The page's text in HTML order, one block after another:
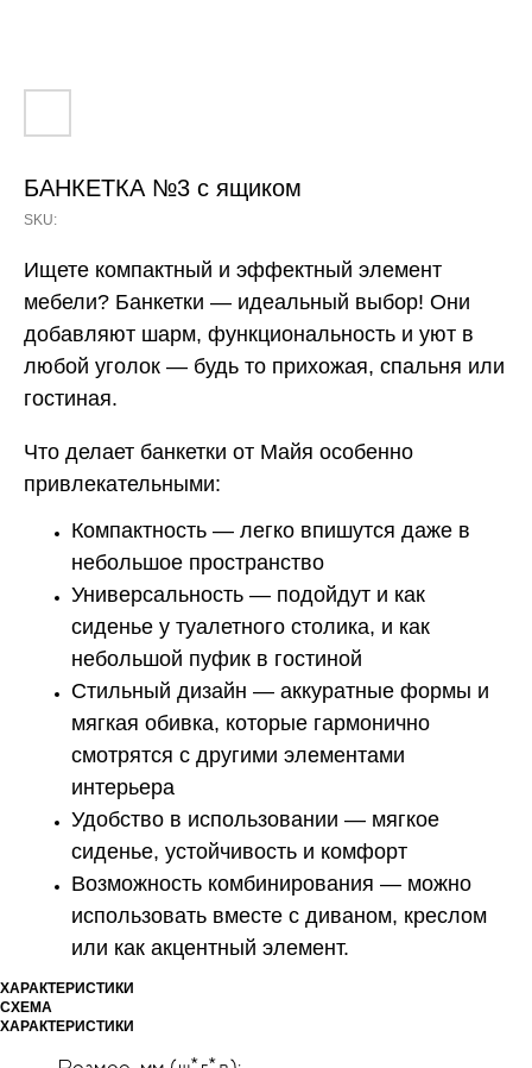
БАНКЕТКА №3 с ящиком
SKU:
Ищете компактный и эффектный элемент
мебели? Банкетки — идеальный выбор! Они
добавляют шарм, функциональность и уют в
любой уголок — будь то прихожая, спальня или
гостиная.
Что делает банкетки от Майя особенно
привлекательными:
Компактность — легко впишутся даже в
небольшое пространство
Универсальность — подойдут и как
сиденье у туалетного столика, и как
небольшой пуфик в гостиной
Стильный дизайн — аккуратные формы и
мягкая обивка, которые гармонично
смотрятся с другими элементами
интерьера
Удобство в использовании — мягкое
сиденье, устойчивость и комфорт
Возможность комбинирования — можно
использовать вместе с диваном, креслом
или как акцентный элемент.
ХАРАКТЕРИСТИКИ
СХЕМА
ХАРАКТЕРИСТИКИ